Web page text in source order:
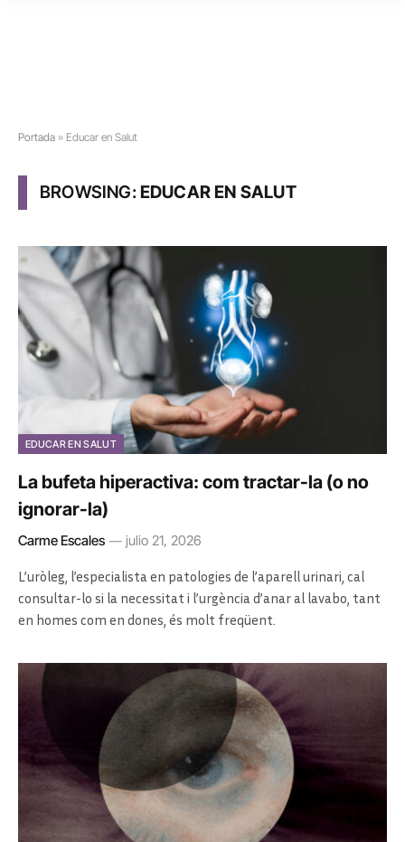
Portada » Educar en Salut
BROWSING:EDUCAR EN SALUT
EDUCAR EN SALUT
La bufeta hiperactiva: com tractar-la (o no
ignorar-la)
Carme Escales julio 21, 2026
L’uròleg, l’especialista en patologies de l’aparell urinari, cal
consultar-lo si la necessitat i l’urgència d’anar al lavabo, tant
en homes com en dones, és molt freqüent.